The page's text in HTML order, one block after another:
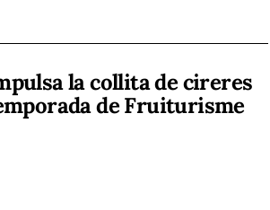
la collita de cireres
de Fruiturisme